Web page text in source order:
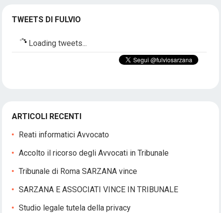
TWEETS DI FULVIO
Loading tweets...
ARTICOLI RECENTI
Reati informatici Avvocato
Accolto il ricorso degli Avvocati in Tribunale
Tribunale di Roma SARZANA vince
SARZANA E ASSOCIATI VINCE IN TRIBUNALE
Studio legale tutela della privacy